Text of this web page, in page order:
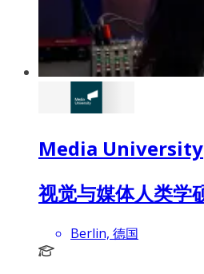
Media University
视觉与媒体人类学
Berlin, 德国